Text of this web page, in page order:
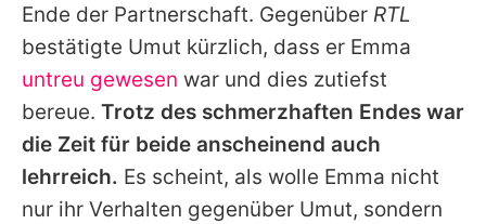
Ende der Partnerschaft. Gegenüber RTL
bestätigte Umut kürzlich, dass er Emma
untreu gewesen war und dies zutiefst
bereue. Trotz des schmerzhaften Endes war
die Zeit für beide anscheinend auch
lehrreich. Es scheint, als wolle Emma nicht
nur ihr Verhalten gegenüber Umut, sondern